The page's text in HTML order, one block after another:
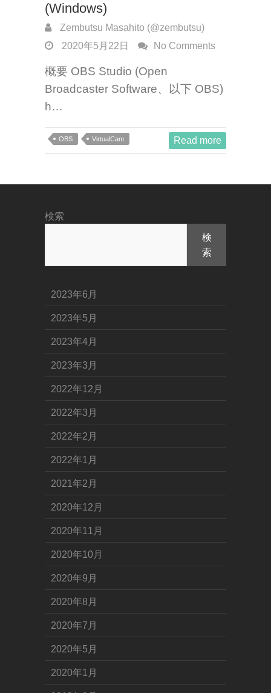
(Windows)
Zembutsu Masahito (@zembutsu)
2020年5月22日
No Comments
概要 OBS Studio (Open
Broadcaster Software、以下 OBS)
h…
OBS VirtualCam Read more
検索
検
索
2023年6月
2023年5月
2023年4月
2023年3月
2022年12月
2022年3月
2022年2月
2022年1月
2021年2月
2020年12月
2020年11月
2020年10月
2020年9月
2020年8月
2020年7月
2020年5月
2020年1月